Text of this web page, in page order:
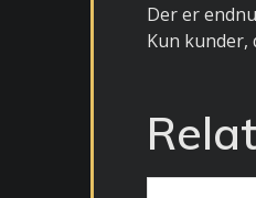
Der er
Kun kunder,